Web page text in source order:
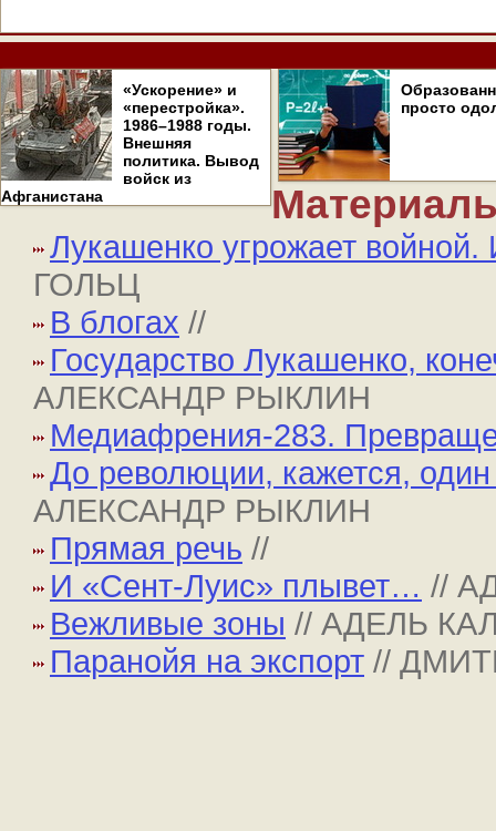
«Ускорение» и
«перестройка».
1986–1988 годы.
Внешняя
политика. Вывод
войск из
Афганистана
просто
Лукашенко угрожает войной.
ГОЛЬЦ
В блогах //
Государство Лукашенко,
АЛЕКСАНДР РЫКЛИН
Медиафрения-283.
До революции, кажется,
АЛЕКСАНДР РЫКЛИН
Прямая речь //
И «Сент-Луис» плывет… //
Вежливые зоны // АДЕЛЬ
Паранойя на экспорт //